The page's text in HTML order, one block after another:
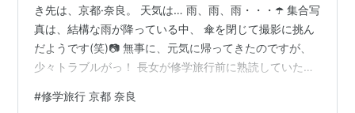
き先は、京都·奈良。 天気は… 雨、雨、雨・・・☂️ 集合写
真は、結構な雨が降っている中、 傘を閉じて撮影に挑ん
だようです(笑)📷️ 無事に、元気に帰ってきたのですが、
少々トラブルがっ！ 長女が修学旅行前に熟読していた旅
の予備を頂いたそうです😓 お迎えの引き渡しの際に、 先
#修学旅行 京都 奈良